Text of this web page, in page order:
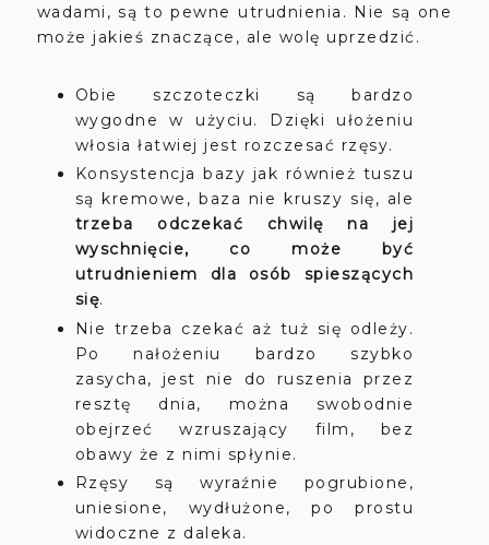
wadami, są to pewne utrudnienia. Nie są one
może jakieś znaczące, ale wolę uprzedzić.
Obie szczoteczki są bardzo
wygodne w użyciu. Dzięki ułożeniu
włosia łatwiej jest rozczesać rzęsy.
Konsystencja bazy jak również tuszu
są kremowe, baza nie kruszy się, ale
trzeba odczekać chwilę na jej
wyschnięcie, co może być
utrudnieniem dla osób spieszących
się.
Nie trzeba czekać aż tuż się odleży.
Po nałożeniu bardzo szybko
zasycha, jest nie do ruszenia przez
resztę dnia, można swobodnie
obejrzeć wzruszający film, bez
obawy że z nimi spłynie.
Rzęsy są wyraźnie pogrubione,
uniesione, wydłużone, po prostu
widoczne z daleka.